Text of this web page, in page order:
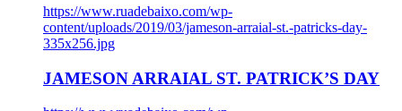
https://www.ruadebaixo.com/wp-
content/uploads/2019/03/jameson-arraial-st.-patricks-day-
335x256.jpg
JAMESON ARRAIAL ST. PATRICK’S DAY